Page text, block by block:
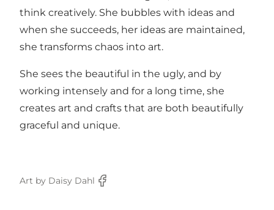
think creatively. She bubbles with ideas and
when she succeeds, her ideas are maintained,
she transforms chaos into art.
She sees the beautiful in the ugly, and by
working intensely and for a long time, she
creates art and crafts that are both beautifully
graceful and unique.
Art by Daisy Dahl
Facebook